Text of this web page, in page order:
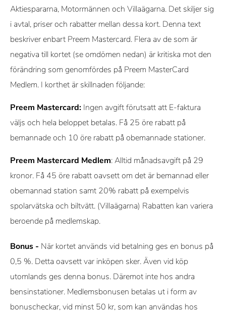
Aktiespararna, Motormännen och Villaägarna. Det skiljer sig
i avtal, priser och rabatter mellan dessa kort. Denna text
beskriver enbart Preem Mastercard. Flera av de som är
negativa till kortet (se omdömen nedan) är kritiska mot den
förändring som genomfördes på Preem MasterCard
Medlem. I korthet är skillnaden följande:
Preem Mastercard: Ingen avgift förutsatt att E-faktura
väljs och hela beloppet betalas. Få 25 öre rabatt på
bemannade och 10 öre rabatt på obemannade stationer.
Preem Mastercard Medlem: Alltid månadsavgift på 29
kronor. Få 45 öre rabatt oavsett om det är bemannad eller
obemannad station samt 20% rabatt på exempelvis
spolarvätska och biltvätt. (Villaägarna) Rabatten kan variera
beroende på medlemskap.
Bonus - När kortet används vid betalning ges en bonus på
0,5 %. Detta oavsett var inköpen sker. Även vid köp
utomlands ges denna bonus. Däremot inte hos andra
bensinstationer. Medlemsbonusen betalas ut i form av
bonuscheckar, vid minst 50 kr, som kan användas hos